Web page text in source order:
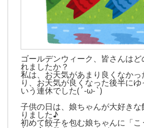
ゴールデンウィーク、皆さんはど
れましたか？
私は、お天気があまり良くなか
り、お天気が良くなった後半に
いう連休でした(´-ω-`)
子供の日は、娘ちゃんが大好き
りました♪
初めて餃子を包む娘ちゃんに「こ